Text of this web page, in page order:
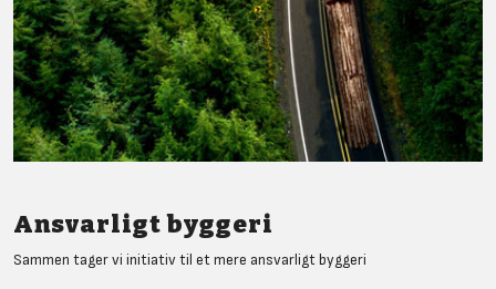
Ansvarligt byggeri
Sammen tager vi initiativ til et mere ansvarligt byggeri